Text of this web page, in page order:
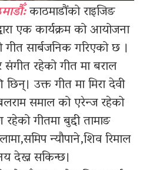
काठमाडौंको राइजिङ
एक कार्यक्रम को आयोजना
सार्बजनिक गरिएको छ ।
रहेको गीत मा बराल
उक्त गीत मा मिरा देवी
समाल को एरेन्ज रहेको
रहेको गीतमा बुद्दी तामाङ
न्यौपाने,शिव रिमाल
देख्न सकिन्छ।